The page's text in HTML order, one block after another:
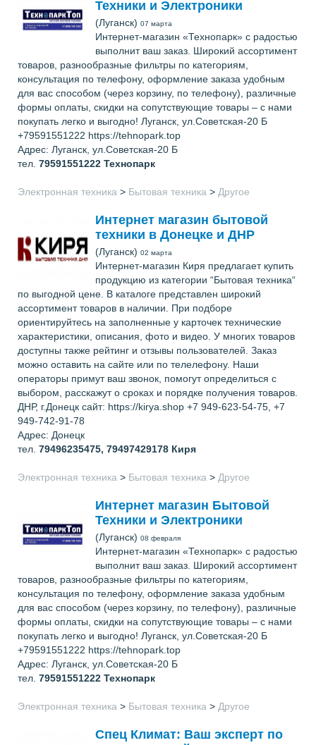
Техники и Электроники
(Луганск) 07 марта
Интернет-магазин «Технопарк» с радостью
выполнит ваш заказ. Широкий ассортимент
товаров, разнообразные фильтры по категориям,
консультация по телефону, оформление заказа удобным
для вас способом (через корзину, по телефону), различные
формы оплаты, скидки на сопутствующие товары – с нами
покупать легко и выгодно! Луганск, ул.Советская-20 Б
+79591551222 https://tehnopark.top
Адрес: Луганск, ул.Советская-20 Б
тел. 79591551222 Технопарк
Электронная техника > Бытовая техника > Другое
Интернет магазин бытовой
техники в Донецке и ДНР
(Луганск) 02 марта
Интернет-магазин Киря предлагает купить
продукцию из категории “Бытовая техника“
по выгодной цене. В каталоге представлен широкий
ассортимент товаров в наличии. При подборе
ориентируйтесь на заполненные у карточек технические
характеристики, описания, фото и видео. У многих товаров
доступны также рейтинг и отзывы пользователей. Заказ
можно оставить на сайте или по телелефону. Наши
операторы примут ваш звонок, помогут определиться с
выбором, расскажут о сроках и порядке получения товаров.
ДНР, г.Донецк сайт: https://kirya.shop +7 949-623-54-75, +7
949-742-91-78
Адрес: Донецк
тел. 79496235475, 79497429178 Киря
Электронная техника > Бытовая техника > Другое
Интернет магазин Бытовой
Техники и Электроники
(Луганск) 08 февраля
Интернет-магазин «Технопарк» с радостью
выполнит ваш заказ. Широкий ассортимент
товаров, разнообразные фильтры по категориям,
консультация по телефону, оформление заказа удобным
для вас способом (через корзину, по телефону), различные
формы оплаты, скидки на сопутствующие товары – с нами
покупать легко и выгодно! Луганск, ул.Советская-20 Б
+79591551222 https://tehnopark.top
Адрес: Луганск, ул.Советская-20 Б
тел. 79591551222 Технопарк
Электронная техника > Бытовая техника > Другое
Спец Климат: Ваш эксперт по